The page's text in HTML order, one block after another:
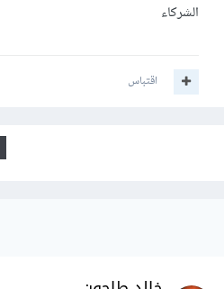
الشركاء
اقتباس